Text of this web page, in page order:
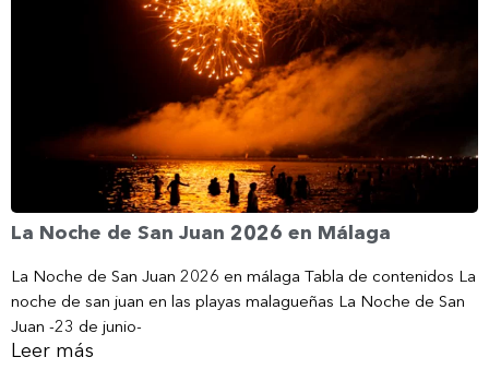
La Noche de San Juan 2026 en Málaga
La Noche de San Juan 2026 en málaga Tabla de contenidos La
noche de san juan en las playas malagueñas La Noche de San
Juan -23 de junio-
Leer más